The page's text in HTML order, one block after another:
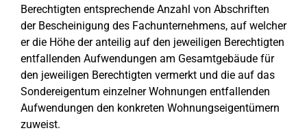
Berechtigten entsprechende Anzahl von Abschriften
der Bescheinigung des Fachunternehmens, auf welcher
er die Höhe der anteilig auf den jeweiligen Berechtigten
entfallenden Aufwendungen am Gesamtgebäude für
den jeweiligen Berechtigten vermerkt und die auf das
Sondereigentum einzelner Wohnungen entfallenden
Aufwendungen den konkreten Wohnungseigentümern
zuweist.